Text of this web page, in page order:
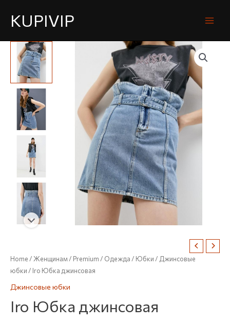
KUPIVIP
Home / Женщинам/ Premium / Одежда / Юбки / Джинсовые
юбки / Iro Юбка джинсовая
Джинсовые юбки
Iro Юбка джинсовая